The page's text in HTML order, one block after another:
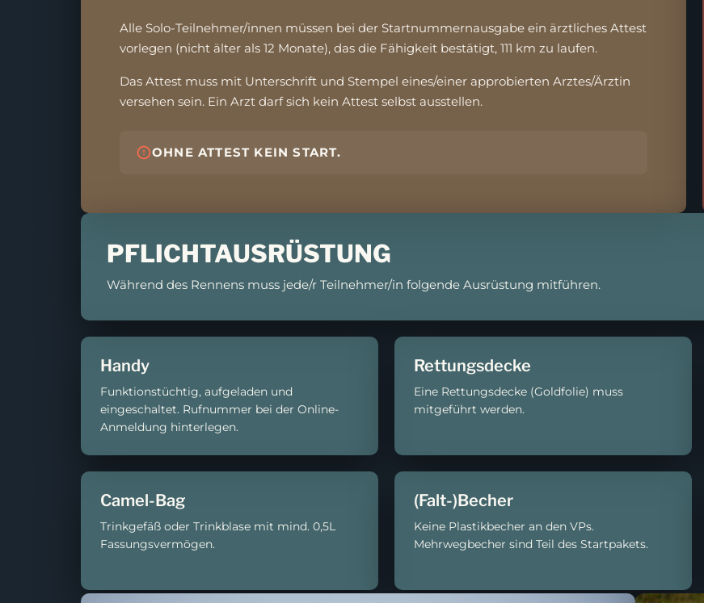
Alle Solo-Teilnehmer/innen müssen bei der Startnummernausgabe ein ärztliches Attest
vorlegen (nicht älter als 12 Monate), das die Fähigkeit bestätigt, 111 km zu laufen.
Das Attest muss mit Unterschrift und Stempel eines/einer approbierten Arztes/Ärztin
versehen sein. Ein Arzt darf sich kein Attest selbst ausstellen.
OHNE ATTEST KEIN START.
PFLICHTAUSRÜSTUNG
Während des Rennens muss jede/r Teilnehmer/in folgende Ausrüstung mitführen.
Handy
Funktionstüchtig, aufgeladen und
eingeschaltet. Rufnummer bei der Online-
Anmeldung hinterlegen.
Rettungsdecke
Eine Rettungsdecke (Goldfolie) muss
mitgeführt werden.
Camel-Bag
Trinkgefäß oder Trinkblase mit mind. 0,5L
Fassungsvermögen.
(Falt-)Becher
Keine Plastikbecher an den VPs.
Mehrwegbecher sind Teil des Startpakets.